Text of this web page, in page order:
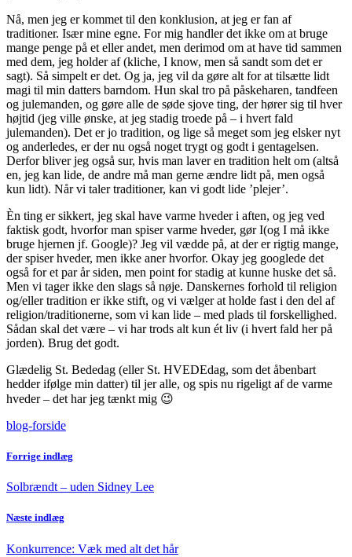
Nå, men jeg er kommet til den konklusion, at jeg er fan af
traditioner. Især mine egne. For mig handler det ikke om at bruge
mange penge på et eller andet, men derimod om at have tid sammen
med dem, jeg holder af (kliche, I know, men så sandt som det er
sagt). Så simpelt er det. Og ja, jeg vil da gøre alt for at tilsætte lidt
magi til min datters barndom. Hun skal tro på påskeharen, tandfeen
og julemanden, og gøre alle de søde sjove ting, der hører sig til hver
højtid (jeg ville ønske, at jeg stadig troede på – i hvert fald
julemanden). Det er jo tradition, og lige så meget som jeg elsker nyt
og anderledes, er der nu også noget trygt og godt i gentagelsen.
Derfor bliver jeg også sur, hvis man laver en tradition helt om (altså
en, jeg kan lide, de andre må man gerne ændre lidt på, men også
kun lidt). Når vi taler traditioner, kan vi godt lide ’plejer’.
Èn ting er sikkert, jeg skal have varme hveder i aften, og jeg ved
faktisk godt, hvorfor man spiser varme hveder, gør I(og I må ikke
bruge hjernen jf. Google)? Jeg vil vædde på, at der er rigtig mange,
der spiser hveder, men ikke aner hvorfor. Okay jeg googlede det
også for et par år siden, men point for stadig at kunne huske det så.
Men vi tager ikke den slags så nøje. Danskernes forhold til religion
og/eller tradition er ikke stift, og vi vælger at holde fast i den del af
religion/traditionerne, som vi kan lide – med plads til forskellighed.
Sådan skal det være – vi har trods alt kun ét liv (i hvert fald her på
jorden). Brug det godt.
Glædelig St. Bededag (eller St. HVEDEdag, som det åbenbart
hedder ifølge min datter) til jer alle, og spis nu rigeligt af de varme
hveder – det har jeg tænkt mig 😉
blog-forside
Forrige indlæg
Solbrændt – uden Sidney Lee
Næste indlæg
Konkurrence: Væk med alt det hår